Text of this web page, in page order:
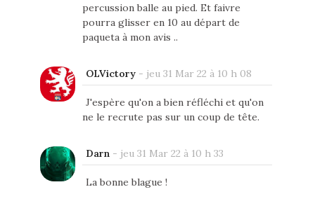
percussion balle au pied. Et faivre
pourra glisser en 10 au départ de
paqueta à mon avis ..
OLVictory- jeu 31 Mar 22 à 10 h 08
J'espère qu'on a bien réfléchi et qu'on
ne le recrute pas sur un coup de tête.
Darn - jeu 31 Mar 22 à 10 h 33
La bonne blague !